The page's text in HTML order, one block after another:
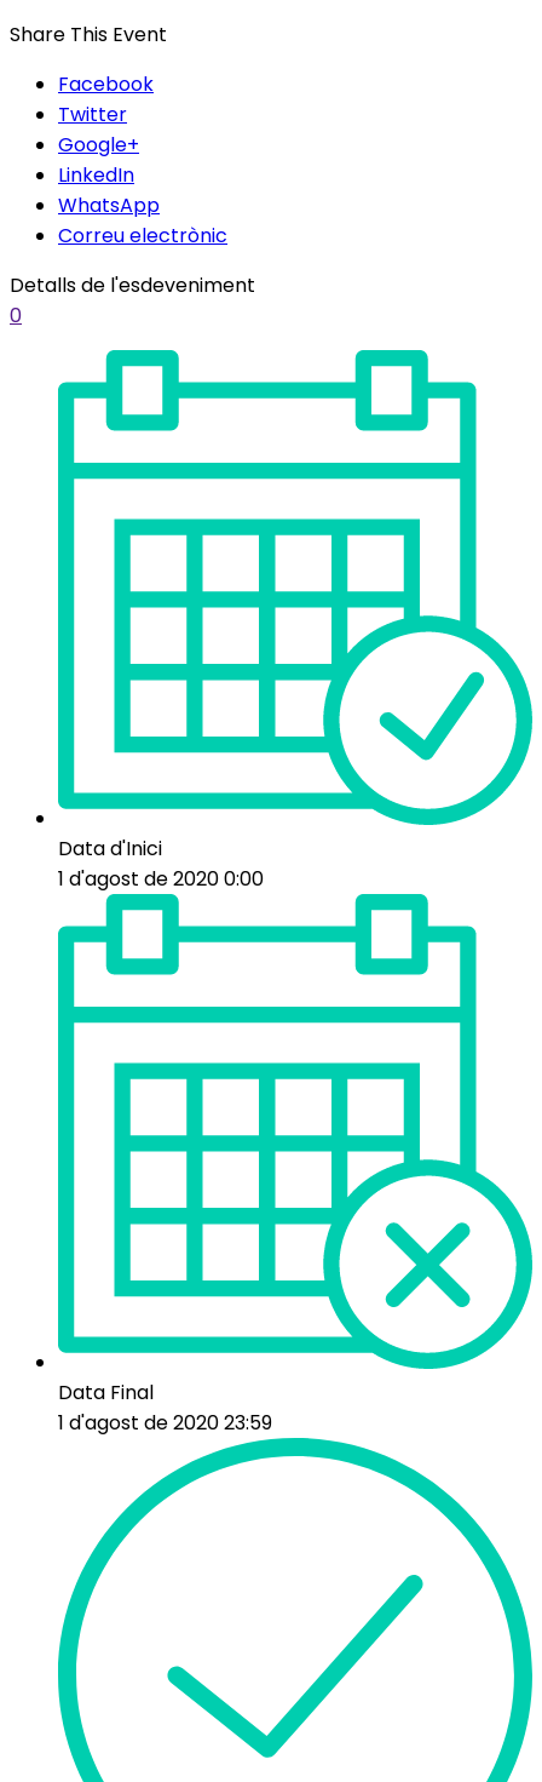
Share This Event
Facebook
Twitter
Google+
LinkedIn
WhatsApp
Correu electrònic
Detalls de l'esdeveniment
0
Data d'Inici
1 d'agost de 2020 0:00
Data Final
1 d'agost de 2020 23:59